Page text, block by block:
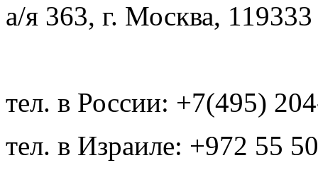
а/я 363, г. Москва, 119333
тел. в России: +7(495)
тел. в Израиле: +972 55